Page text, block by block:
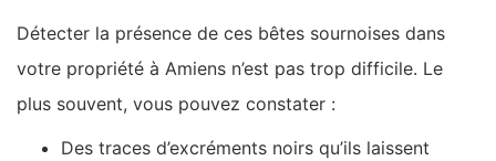
Détecter la présence de ces bêtes sournoises dans
votre propriété à Amiens n’est pas trop difficile. Le
plus souvent, vous pouvez constater :
Des traces d’excréments noirs qu’ils laissent